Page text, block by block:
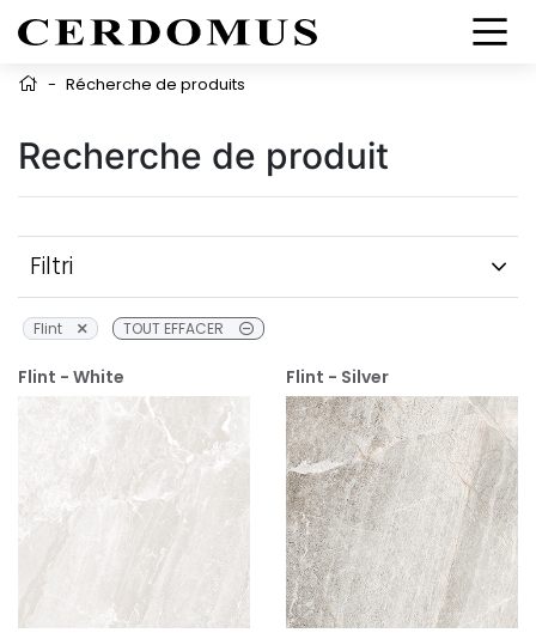
- Récherche de produits
Recherche de produit
Filtri
Flint TOUT EFFACER
Flint - White Flint - Silver